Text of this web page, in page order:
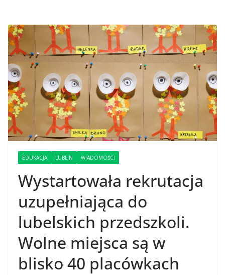
EDUKACJA LUBLIN WIADOMOŚCI
Wystartowała rekrutacja
uzupełniająca do
lubelskich przedszkoli.
Wolne miejsca są w
blisko 40 placówkach